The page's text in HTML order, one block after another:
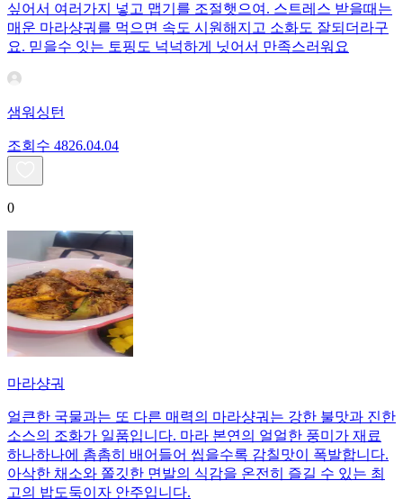
싶어서 여러가지 넣고 맵기를 조절햇으여. 스트레스 받을때는
매운 마라샹궈를 먹으면 속도 시원해지고 소화도 잘되더라구
요. 믿을수 잇는 토핑도 넉넉하게 닛어서 만족스러워요
샘워싱턴
조회수 4826.04.04
0
마라샹궈
얼큰한 국물과는 또 다른 매력의 마라샹궈는 강한 불맛과 진한
소스의 조화가 일품입니다. 마라 본연의 얼얼한 풍미가 재료
하나하나에 촘촘히 배어들어 씹을수록 감칠맛이 폭발합니다.
아삭한 채소와 쫄깃한 면발의 식감을 온전히 즐길 수 있는 최
고의 밥도둑이자 안주입니다.